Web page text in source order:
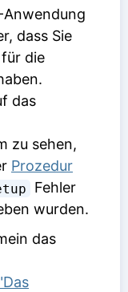
Anwendung
dass Sie
die
das
zu sehen,
Prozedur
Fehler
wurden.
das